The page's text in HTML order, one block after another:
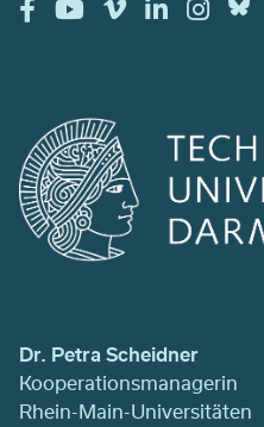
Dr. Petra Scheidner
Kooperationsmanagerin
Rhein-Main-Universitäten